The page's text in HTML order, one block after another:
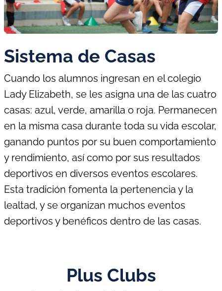
Conferencia
Viajes educativos
escolares
Excursiones y viajes
escolares
Kárate Natación
Competición
deportiva
Día del deporte
Voleibol
Holandés
Ganchillo & Costura
Ganchillo & Costura
Lego Club
sábados
segunda lengua
Club de inglés de
los sábados
Club de Teatro
Cineastas
Showstoppers
Sistema de Casas
Cuando los alumnos ingresan en el colegio
Lady Elizabeth, se les asigna una de las cuatro
casas: azul, verde, amarilla o roja. Permanecen
en la misma casa durante toda su vida escolar,
ganando puntos por su buen comportamiento
y rendimiento, así como por sus resultados
deportivos en diversos eventos escolares.
Esta tradición fomenta la pertenencia y la
lealtad, y se organizan muchos eventos
deportivos y benéficos dentro de las casas.
Plus Clubs